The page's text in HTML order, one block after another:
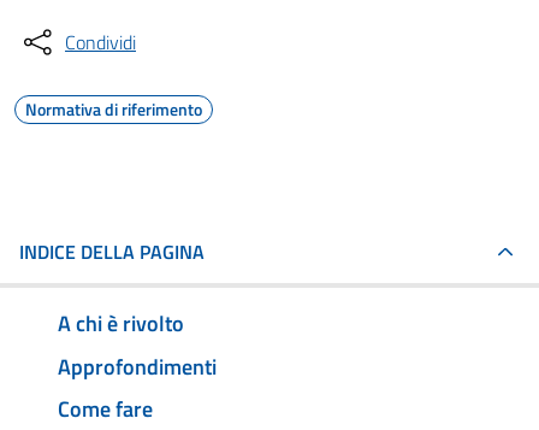
Condividi
Normativa di riferimento
INDICE DELLA PAGINA
A chi è rivolto
Approfondimenti
Come fare